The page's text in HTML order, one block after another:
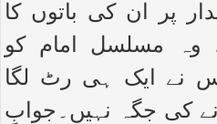
پر ان کی باتوں کا
وہ مسلسل امام کو
نے ایک ہی رٹ لگا
کی جگہ نہیں۔جوابِ